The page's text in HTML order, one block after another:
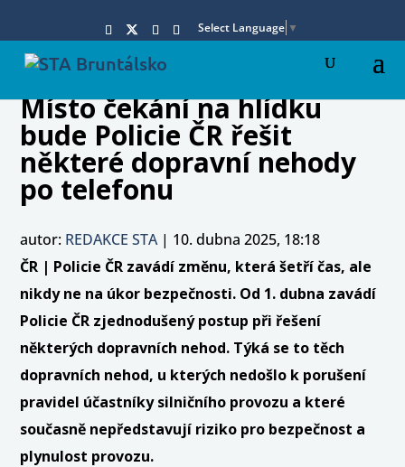
Select Language ▼
Místo čekání na hlídku
bude Policie ČR řešit
některé dopravní nehody
po telefonu
autor: REDAKCE STA| 10. dubna 2025, 18:18
ČR | Policie ČR zavádí změnu, která šetří čas, ale
nikdy ne na úkor bezpečnosti. Od 1. dubna zavádí
Policie ČR zjednodušený postup při řešení
některých dopravních nehod. Týká se to těch
dopravních nehod, u kterých nedošlo k porušení
pravidel účastníky silničního provozu a které
současně nepředstavují riziko pro bezpečnost a
plynulost provozu.